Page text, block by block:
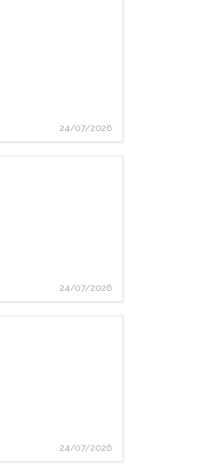
24/07/2026
24/07/2026
24/07/2026